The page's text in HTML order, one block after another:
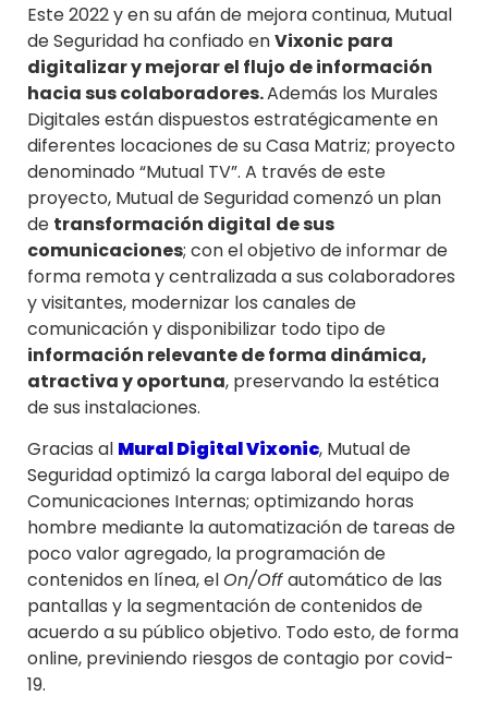
Este 2022 y en su afán de mejora continua, Mutual
de Seguridad ha confiado enVixonic para
digitalizar y mejorar el flujo de información
hacia sus colaboradores.Además los Murales
Digitales están dispuestos estratégicamente en
diferentes locaciones de su Casa Matriz; proyecto
denominado “Mutual TV”. A través de este
proyecto, Mutual de Seguridad comenzó un plan
de transformación digital de sus
comunicaciones; con el objetivo de informar de
forma remota y centralizada a sus colaboradores
y visitantes, modernizar los canales de
comunicación y disponibilizar todo tipo de
información relevante de forma dinámica,
atractiva y oportuna, preservando la estética
de sus instalaciones.
Gracias al Mural Digital Vixonic, Mutual de
Seguridad optimizó la carga laboral del equipo de
Comunicaciones Internas; optimizando horas
hombre mediante la automatización de tareas de
poco valor agregado, la programación de
contenidos en línea, elOn/Offautomático de las
pantallas y la segmentación de contenidos de
acuerdo a su público objetivo. Todo esto, de forma
online, previniendo riesgos de contagio por covid-
19.